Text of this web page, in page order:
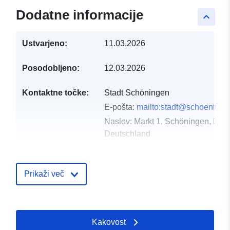
keyboard_arrow_up
Dodatne informacije
Ustvarjeno: 11.03.2026
Posodobljeno: 12.03.2026
Kontaktne točke:
Stadt Schöningen
E-pošta:
Naslov: Markt 1, Schöningen, D-
Deutschland
Posodobljeno na spletišču
03 August 2026
Prikaži več
Kakovost